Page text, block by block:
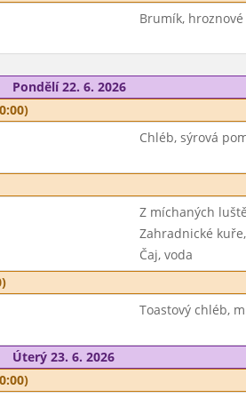
Brumík,
Pondělí 22. 6. 2026
Chléb, sýrová
Z míchaných
Zahradnické
Čaj, voda
Toastový chléb,
Úterý 23. 6. 2026